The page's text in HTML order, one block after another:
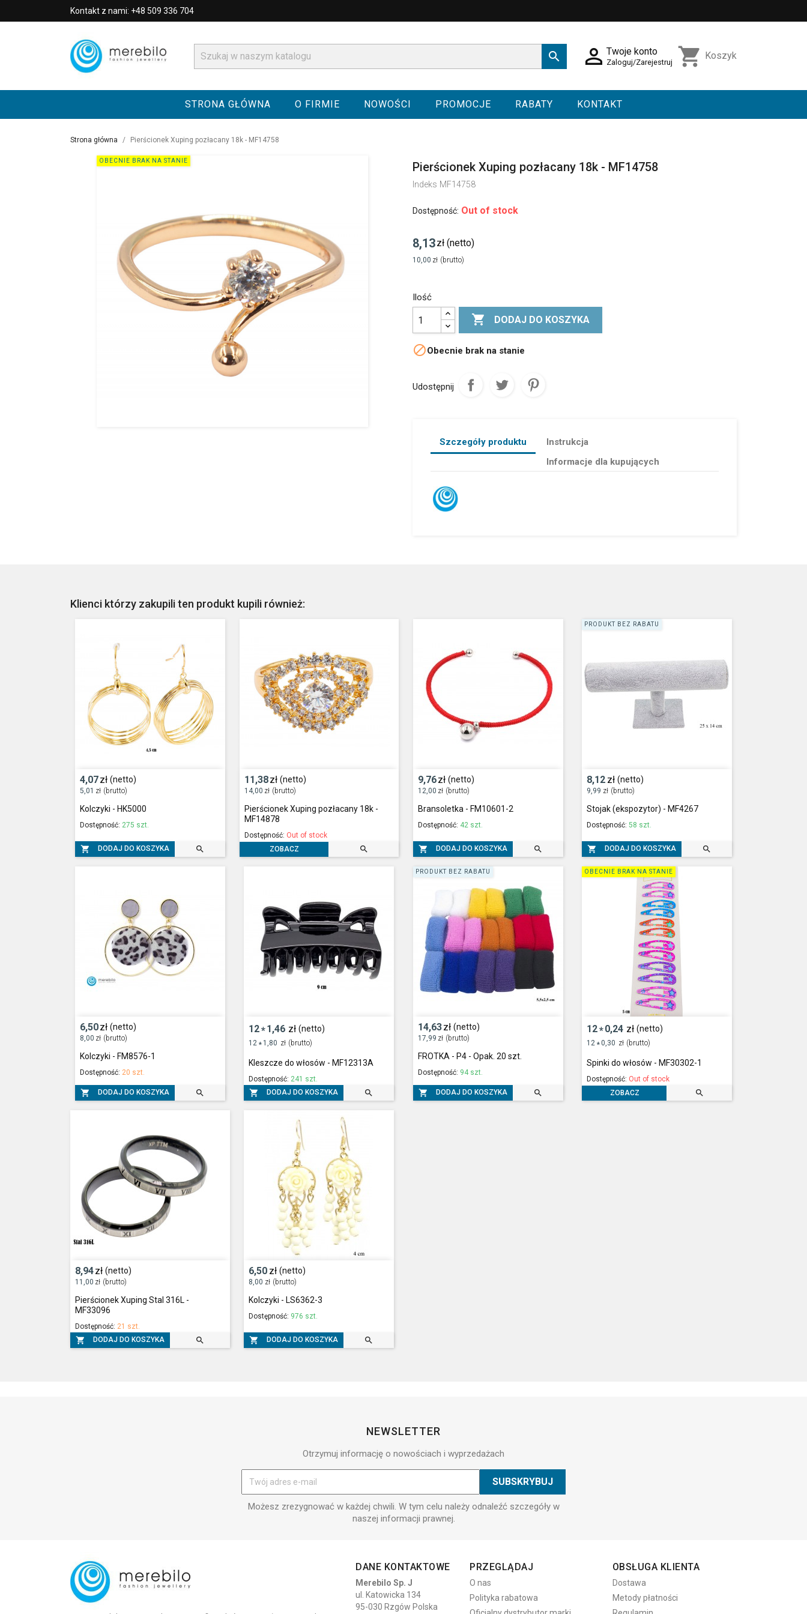
Kontakt z nami: +48 509 336 704
  Twoje konto
Zaloguj/Zarejestruj shopping_cart Koszyk
STRONA GŁÓWNA O FIRMIE NOWOŚCI PROMOCJE RABATY KONTAKT
Strona główna Pierścionek Xuping pozłacany 18k - MF14758
OBECNIE BRAK NA STANIE Pierścionek Xuping pozłacany 18k - MF14758
Indeks MF14758
Dostępność: Out of stock
8,13zł (netto)
10,00 zł (brutto)
Ilość
 DODAJ DO KOSZYKA
Obecnie brak na stanie
Udostępnij
Szczegóły produktu
Instrukcja
Informacje dla kupujących
Klienci którzy zakupili ten produkt kupili również:
4,07zł (netto)
5,01 zł (brutto)
Kolczyki - HK5000
Dostępność: 275 szt.
 DODAJ DO KOSZYKA 
11,38zł (netto)
14,00 zł (brutto)
Pierścionek Xuping pozłacany 18k -
MF14878
Dostępność: Out of stock
ZOBACZ

9,76zł (netto)
12,00 zł (brutto)
Bransoletka - FM10601-2
Dostępność: 42 szt.
 DODAJ DO KOSZYKA 
8,12 zł (netto)
9,99 zł (brutto)
Stojak (ekspozytor) - MF4267
Dostępność:58 szt.
 DODAJ DO KOSZYKA 
PRODUKT BEZ RABATU
6,50zł (netto)
8,00 zł (brutto)
Kolczyki - FM8576-1
Dostępność: 20 szt.
 DODAJ DO KOSZYKA 
12*1,46 zł (netto)
12 * 1,80 zł (brutto)
Kleszcze do włosów - MF12313A
Dostępność: 241 szt.
 DODAJ DO KOSZYKA 
14,63zł (netto)
17,99 zł (brutto)
FROTKA - P4 - Opak. 20 szt.
Dostępność: 94 szt.
 DODAJ DO KOSZYKA 
PRODUKT BEZ RABATU
12*0,24 zł (netto)
12 *0,30 zł (brutto)
Spinki do włosów - MF30302-1
Dostępność: Out of stock
ZOBACZ

OBECNIE BRAK NA STANIE
8,94zł (netto)
11,00 zł (brutto)
Pierścionek Xuping Stal 316L -
MF33096
Dostępność: 21 szt.
 DODAJ DO KOSZYKA 
6,50 zł (netto)
8,00 zł (brutto)
Kolczyki - LS6362-3
Dostępność: 976 szt.
 DODAJ DO KOSZYKA 
NEWSLETTER
Otrzymuj informację o nowościach i wyprzedażach
Możesz zrezygnować w każdej chwili. W tym celu należy odnaleźć szczegóły w
naszej informacji prawnej.
DANE KONTAKTOWE
Merebilo Sp. J
ul. Katowicka 134
95-030 Rzgów Polska
PRZEGLĄDAJ
O nas
Polityka rabatowa
OBSŁUGA KLIENTA
Dostawa
Metody płatności